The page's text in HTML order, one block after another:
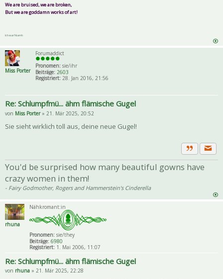
We are bruised, we are broken,
But we are goddamn works of art!
Ich war Niamh
Miss Porter
Forumaddict
Pronomen: sie/ihr
Beiträge: 2603
Registriert: 28. Jan 2016, 21:56
Re: Schlumpfmü... ähm flämische Gugel
von Miss Porter» 21. Mär 2025, 20:52
Sie sieht wirklich toll aus, deine neue Gugel!
Zitat
You'd be surprised how many beautiful gowns have
crazy women in them!
- Fairy Godmother, Rogers and Hammerstein's Cinderella
rhuna
Nähkromant:in
Pronomen:sie/they
Beiträge: 6980
Registriert:1. Mai 2006, 11:07
Re: Schlumpfmü... ähm flämische Gugel
von rhuna » 21. Mär 2025, 22:28